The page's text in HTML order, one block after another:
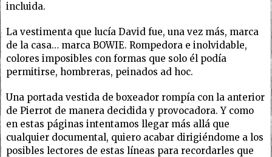
incluida.
La vestimenta que lucía David fue, una vez más, marca
de la casa… marca BOWIE. Rompedora e inolvidable,
colores imposibles con formas que solo él podía
permitirse, hombreras, peinados ad hoc.
Una portada vestida de boxeador rompía con la anterior
de Pierrot de manera decidida y provocadora. Y como
en estas páginas intentamos llegar más allá que
cualquier documental, quiero acabar dirigiéndome a los
posibles lectores de estas líneas para recordarles que